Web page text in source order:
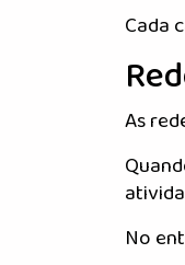
Cada
As
No